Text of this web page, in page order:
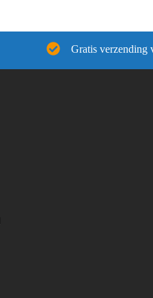
Gratis verzending